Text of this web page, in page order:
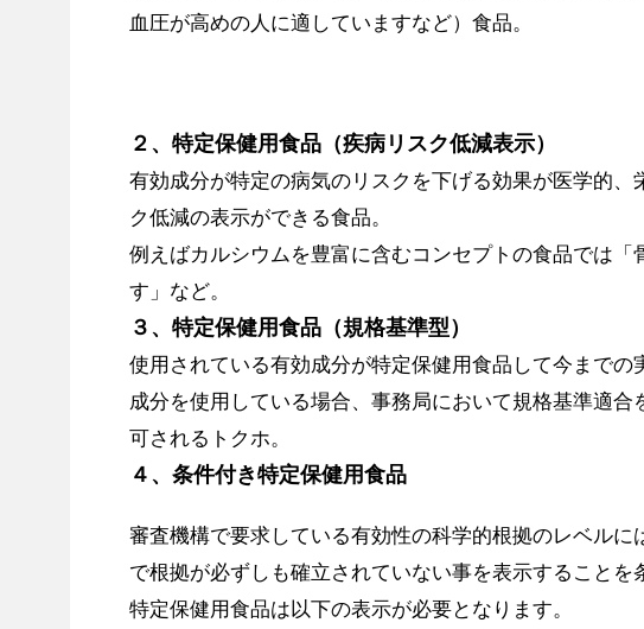
血圧が高めの人に適していますなど）食品。
２、特定保健用食品（疾病リスク低減表示）
有効成分が特定の病気のリスクを下げる効果が医学的
ク低減の表示ができる食品。
例えばカルシウムを豊富に含むコンセプトの食品では
す」など。
３、特定保健用食品（規格基準型）
使用されている有効成分が特定保健用食品して今まで
成分を使用している場合、事務局において規格基準適
可されるトクホ。
４、条件付き特定保健用食品
審査機構で要求している有効性の科学的根拠のレベル
で根拠が必ずしも確立されていない事を表示することを
特定保健用食品は以下の表示が必要となります。